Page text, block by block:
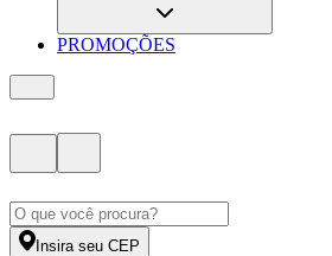
PROMOÇÕES
Insira seu CEP